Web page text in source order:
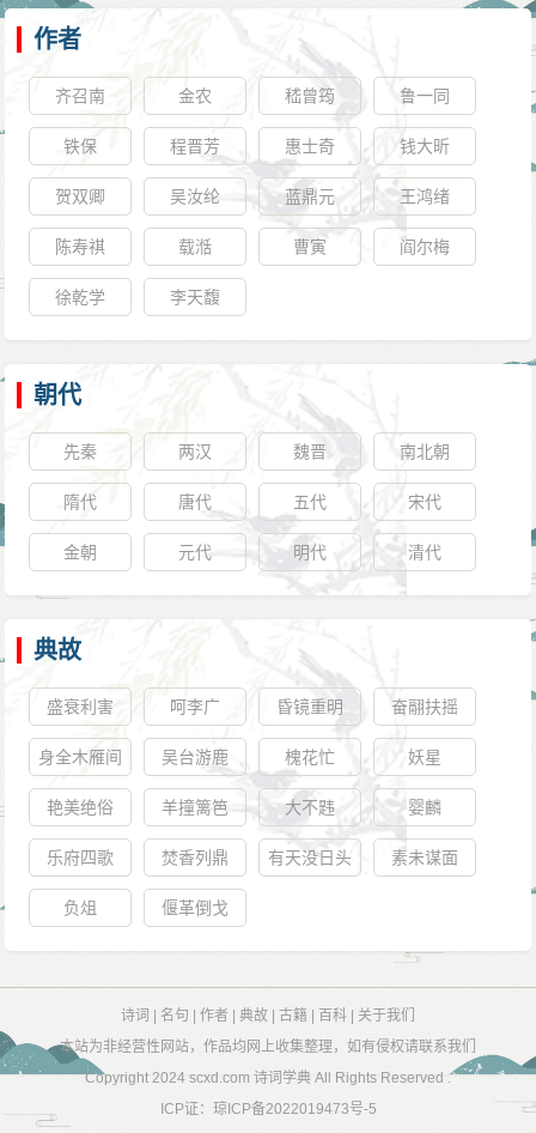
作者
齐召南 金农 嵇曾筠 鲁一同
铁保 程晋芳 惠士奇 钱大昕
贺双卿 吴汝纶 蓝鼎元 王鸿绪
陈寿祺 载湉 曹寅 阎尔梅
徐乾学 李天馥
朝代
先秦 两汉 魏晋 南北朝
隋代 唐代 五代 宋代
金朝 元代 明代 清代
典故
盛衰利害 呵李广 昏镜重明 奋翮扶摇
身全木雁间 吴台游鹿 槐花忙 妖星
艳美绝俗 羊撞篱笆 大不韪 婴麟
乐府四歌 焚香列鼎 有天没日头 素未谋面
负俎 偃革倒戈
诗词 名句 作者 典故 古籍 百科
关于我们
本站为非经营性网站，作品均网上收集整理，如有侵权请联系我们
Copyright 2024 scxd.com 诗词学典 All Rights Reserved .
ICP证： 琼ICP备2022019473号-5